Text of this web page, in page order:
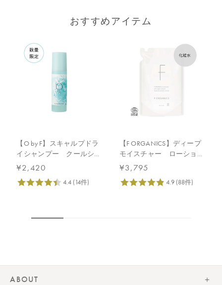
おすすめアイテム
【O by F】スキャルプドラ
イシャンプー クールショ
ット
¥2,420
【F ORGANICS】ディープ
モイスチャー ローショ
ン 詰替え用 140mL
¥3,795
ABOUT